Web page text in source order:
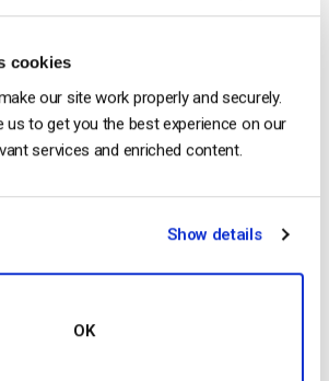
cookies
our site work properly and securely.
us to get you the best experience on our
services and enriched content.
Show details
OK
de usar. Podemos cargar y gestionar los
increíble. La plataforma dacast
por su interfaz, ya que es muy fácil
es siempre excelente. Están ahí
empresa preparada para aprovechar